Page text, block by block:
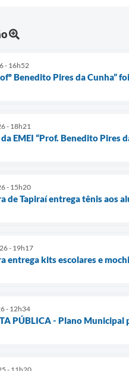
- 16h52
Benedito Pires da Cunha”
- 18h21
EMEI “Prof. Benedito Pires
- 15h20
de Tapiraí entrega tênis aos
- 19h17
entrega kits escolares e
- 12h34
PÚBLICA - Plano